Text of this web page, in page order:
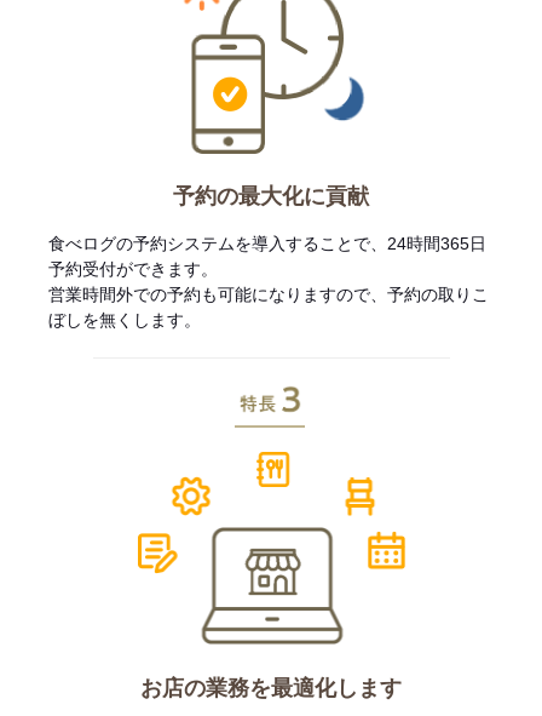
予約の最大化に貢献
食べログの予約システムを導入することで、24時間365日
予約受付ができます。
営業時間外での予約も可能になりますので、予約の取りこ
ぼしを無くします。
お店の業務を最適化します